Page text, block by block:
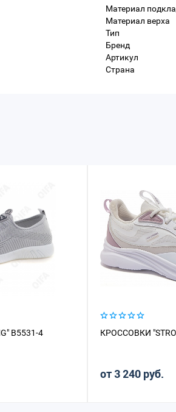
Материал
Материал верха
Тип
Бренд
Артикул
Страна
B5531-4 КРОССОВКИ
от 3 240 руб.